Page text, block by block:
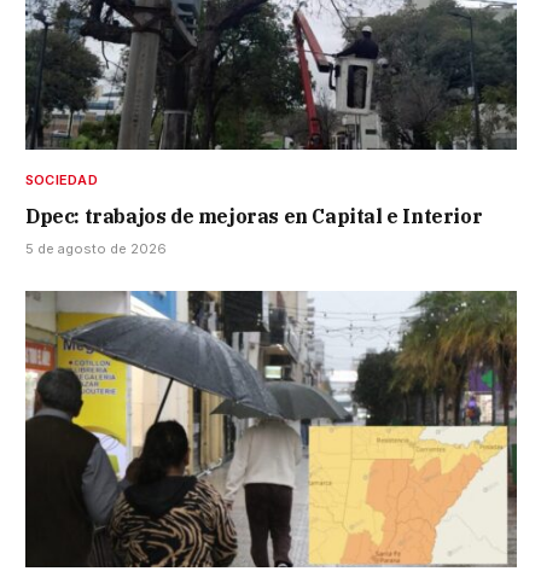
SOCIEDAD
Dpec: trabajos de mejoras en Capital e Interior
5 de agosto de 2026